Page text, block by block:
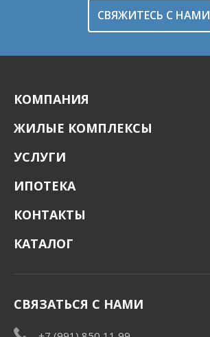
СВЯЖИТЕСЬ С НАМИ
КОМПАНИЯ
ЖИЛЫЕ КОМПЛЕКСЫ
УСЛУГИ
ИПОТЕКА
КОНТАКТЫ
КАТАЛОГ
СВЯЗАТЬСЯ С НАМИ